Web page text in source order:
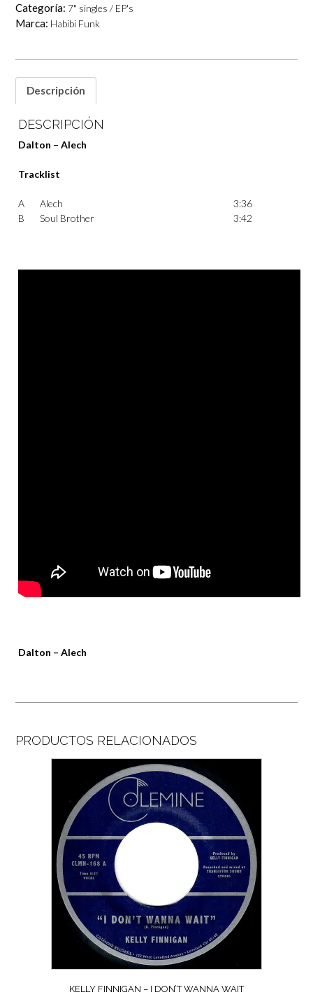
Categoría: 7" singles / EP's
Marca: Habibi Funk
Descripción
DESCRIPCIÓN
Dalton – Alech
Tracklist
A Alech
3:36
B
Soul Brother 3:42
Dalton – Alech
PRODUCTOS RELACIONADOS
KELLY FINNIGAN – I DON’T WANNA WAIT